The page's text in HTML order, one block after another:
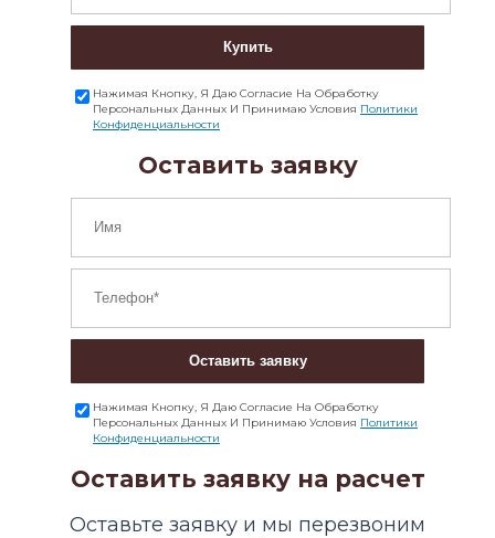
Купить
Нажимая Кнопку, Я Даю Согласие На Обработку
Персональных Данных И Принимаю Условия Политики
Конфиденциальности
Оставить заявку
Оставить заявку
Нажимая Кнопку, Я Даю Согласие На Обработку
Персональных Данных И Принимаю Условия Политики
Конфиденциальности
Оставить заявку на расчет
Оставьте заявку и мы перезвоним